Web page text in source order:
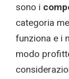
sono i
categoria
funziona e i
modo